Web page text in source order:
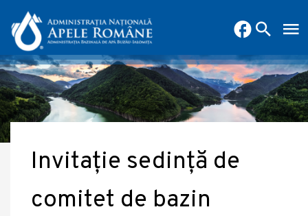
Invitație sedință de
comitet de bazin